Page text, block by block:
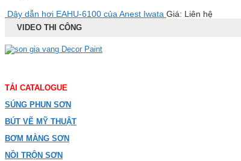
Dây dẫn hơi EAHU-6100 của Anest Iwata Giá: Liên hệ
VIDEO THI CÔNG
TẢI CATALOGUE
SÚNG PHUN SƠN
BÚT VẼ MỸ THUẬT
BƠM MÀNG SƠN
NỒI TRỘN SƠN